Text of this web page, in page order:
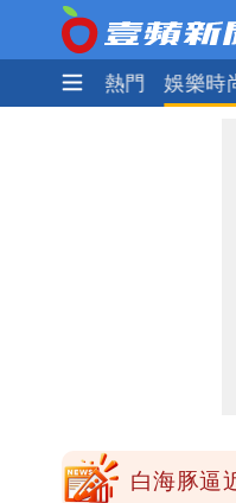
焦點 熱門 娛樂時
白海豚逼